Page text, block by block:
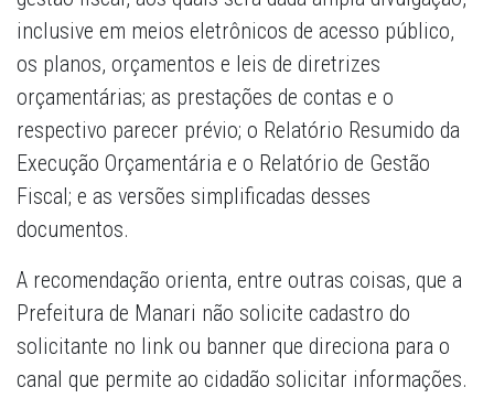
inclusive em meios eletrônicos de acesso público,
os planos, orçamentos e leis de diretrizes
orçamentárias; as prestações de contas e o
respectivo parecer prévio; o Relatório Resumido da
Execução Orçamentária e o Relatório de Gestão
Fiscal; e as versões simplificadas desses
documentos.
A recomendação orienta, entre outras coisas, que a
Prefeitura de Manari não solicite cadastro do
solicitante no link ou banner que direciona para o
canal que permite ao cidadão solicitar informações.